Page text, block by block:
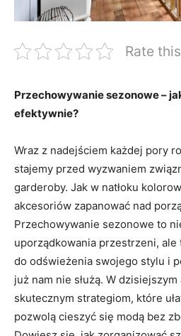
Rate
Przechowywanie⁢ sezonowe⁤ –
efektywnie?
Wraz z nadejściem ‌każdej pory
stajemy przed wyzwaniem
garderoby. Jak ​w natłoku
akcesoriów ‌zapanować nad
Przechowywanie sezonowe to
uporządkowania przestrzeni, ale
do odświeżenia swojego stylu i
już nam nie ⁤służą. W‌
skutecznym strategiom, które
pozwolą ⁢cieszyć się modą bez